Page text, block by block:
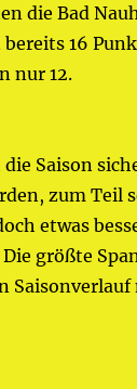
die Bad
16
nur 12.
Saison
zum Teil
etwas
größte
Saisonverlauf